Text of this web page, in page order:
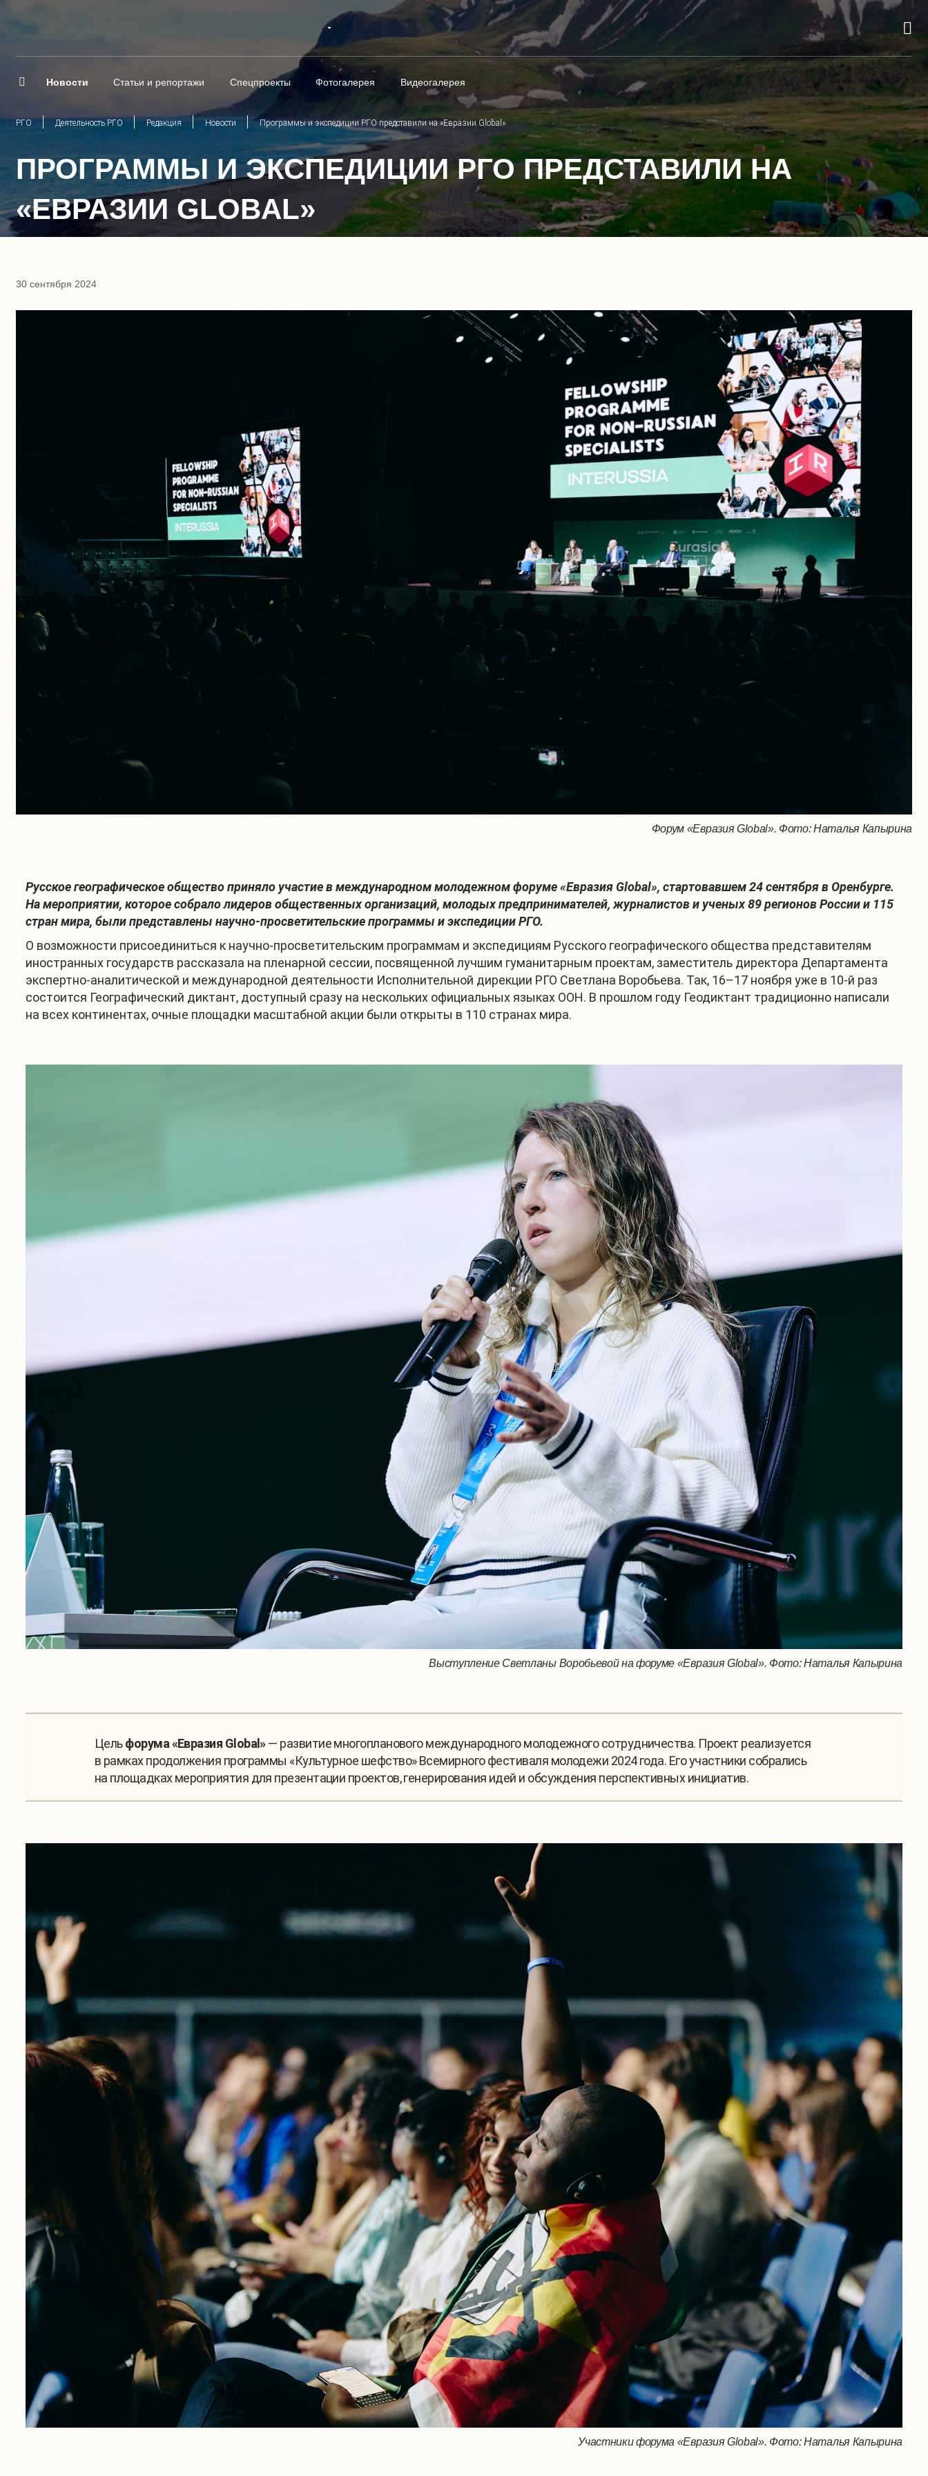
Новости Статьи и репортажи Спецпроекты Фотогалерея Видеогалерея
РГО Деятельность РГО Редакция Новости Программы и экспедиции РГО представили на «Евразии Global»
ПРОГРАММЫ И ЭКСПЕДИЦИИ РГО ПРЕДСТАВИЛИ НА
«ЕВРАЗИИ GLOBAL»
30 сентября 2024
Форум «Евразия Global». Фото: Наталья Капырина
Русское географическое общество приняло участие в международном молодежном форуме «Евразия Global», стартовавшем 24 сентября в Оренбурге.
На мероприятии, которое собрало лидеров общественных организаций, молодых предпринимателей, журналистов и ученых 89 регионов России и 115
стран мира, были представлены научно-просветительские программы и экспедиции РГО.
О возможности присоединиться к научно-просветительским программам и экспедициям Русского географического общества представителям
иностранных государств рассказала на пленарной сессии, посвященной лучшим гуманитарным проектам, заместитель директора Департамента
экспертно-аналитической и международной деятельности Исполнительной дирекции РГО Светлана Воробьева. Так, 16–17 ноября уже в 10-й раз
состоится Географический диктант, доступный сразу на нескольких официальных языках ООН. В прошлом году Геодиктант традиционно написали
на всех континентах, очные площадки масштабной акции были открыты в 110 странах мира.
Выступление Светланы Воробьевой на форуме «Евразия Global». Фото: Наталья Капырина
Цельфорума «Евразия Global»— развитие многопланового международного молодежного сотрудничества. Проект реализуется
в рамках продолжения программы «Культурное шефство» Всемирного фестиваля молодежи 2024 года. Его участники собрались
на площадках мероприятия для презентации проектов, генерирования идей и обсуждения перспективных инициатив.
Участники форума «Евразия Global». Фото: Наталья Капырина